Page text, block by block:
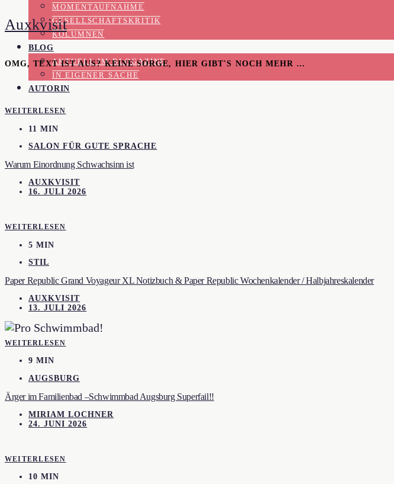
MOMENTAUFNAHME
GESELLSCHAFTSKRITIK
KOLUMNEN
BLOG
AKTUELL IM BLOGAZINE
IN EIGENER SACHE
AUTORIN
Auxkvisit
OMG, TEXT IST AUS? KEINE SORGE, HIER GIBT'S NOCH MEHR …
WEITERLESEN
11 MIN
SALON FÜR GUTE SPRACHE
Warum Einordnung Schwachsinn ist
AUXKVISIT
16. JULI 2026
WEITERLESEN
5 MIN
STIL
Paper Republic Grand Voyageur XL Notizbuch & Paper Republic Wochenkalender / Halbjahreskalender
AUXKVISIT
13. JULI 2026
WEITERLESEN
9 MIN
AUGSBURG
Ärger im Familienbad –Schwimmbad Augsburg Superfail!!
MIRIAM LOCHNER
24. JUNI 2026
WEITERLESEN
10 MIN